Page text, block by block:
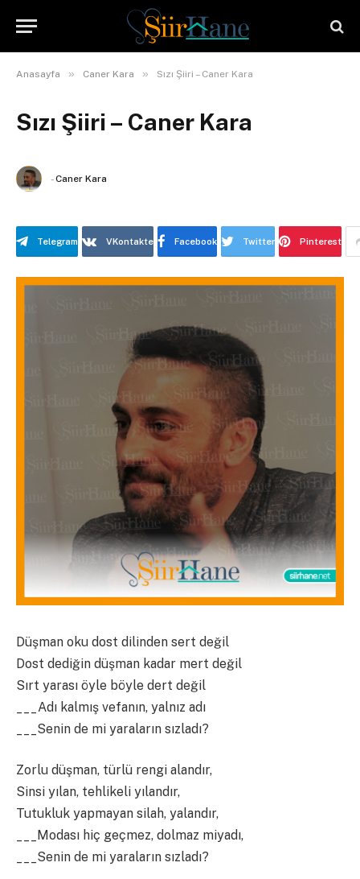
Anasayfa » Caner Kara » Sızı Şiiri – Caner Kara
Sızı Şiiri – Caner Kara
-Caner Kara
Telegram VKontakte Facebook Twitter Pinterest
Düşman oku dost dilinden sert değil
Dost dediğin düşman kadar mert değil
Sırt yarası öyle böyle dert değil
___Adı kalmış vefanın, yalnız adı
___Senin de mi yaraların sızladı?
Zorlu düşman, türlü rengi alandır,
Sinsi yılan, tehlikeli yılandır,
Tutukluk yapmayan silah, yalandır,
___Modası hiç geçmez, dolmaz miyadı,
___Senin de mi yaraların sızladı?